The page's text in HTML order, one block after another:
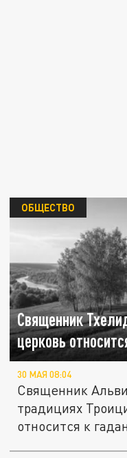
Священник
церковь
ОБЩЕСТВО
30 МАЯ 08:04
Священник
традициях
относится к